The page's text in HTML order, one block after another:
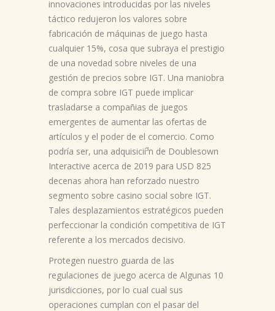
innovaciones introducidas por las niveles
táctico redujeron los valores sobre
fabricación de máquinas de juego hasta
cualquier 15%, cosa que subraya el prestigio
de una novedad sobre niveles de una
gestión de precios sobre IGT. Una maniobra
de compra sobre IGT puede implicar
trasladarse a compañias de juegos
emergentes de aumentar las ofertas de
artículos y el poder de el comercio. Como
podrí­a ser, una adquisicií³n de Doublesown
Interactive acerca de 2019 para USD 825
decenas ahora han reforzado nuestro
segmento sobre casino social sobre IGT.
Tales desplazamientos estratégicos pueden
perfeccionar la condición competitiva de IGT
referente a los mercados decisivo.
Protegen nuestro guarda de las
regulaciones de juego acerca de Algunas 10
jurisdicciones, por lo cual cual sus
operaciones cumplan con el pasar del